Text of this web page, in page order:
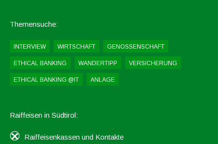
Themensuche:
INTERVIEW WIRTSCHAFT GENOSSENSCHAFT
ETHICAL BANKING WANDERTIPP VERSICHERUNG
ETHICAL BANKING @IT ANLAGE
Raiffeisen in Südtirol:
Raiffeisenkassen und Kontakte